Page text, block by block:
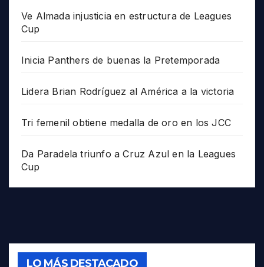
Ve Almada injusticia en estructura de Leagues
Cup
Inicia Panthers de buenas la Pretemporada
Lidera Brian Rodríguez al América a la victoria
Tri femenil obtiene medalla de oro en los JCC
Da Paradela triunfo a Cruz Azul en la Leagues
Cup
LO MÁS DESTACADO